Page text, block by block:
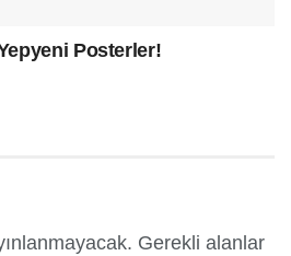
Posterler!
Gerekli alanlar